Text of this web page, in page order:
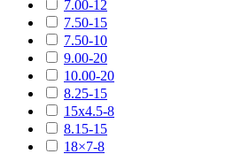
7.00-12
7.50-15
7.50-10
9.00-20
10.00-20
8.25-15
15х4.5-8
8.15-15
18×7-8